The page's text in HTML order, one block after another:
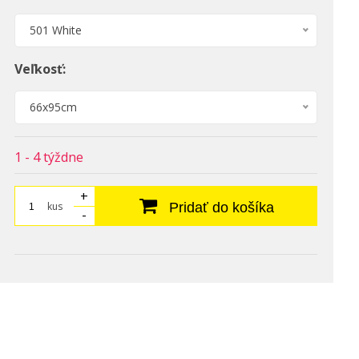
501 White
Veľkosť:
66x95cm
1 - 4 týždne
kus
+
-
Pridať do košíka